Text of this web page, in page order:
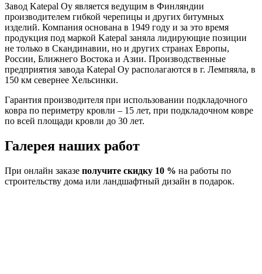
Завод Katepal Oy является ведущим в Финляндии
производителем гибкой черепицы и других битумных
изделий. Компания основана в 1949 году и за это время
продукция под маркой Katepal заняла лидирующие позиции
не только в Скандинавии, но и других странах Европы,
России, Ближнего Востока и Азии. Производственные
предприятия завода Katepal Oy располагаются в г. Лемпяяла, в
150 км севернее Хельсинки.
Гарантия производителя при использовании подкладочного
ковра по периметру кровли – 15 лет, при подкладочном ковре
по всей площади кровли до 30 лет.
Галерея наших работ
При онлайн заказе получите скидку 10 % на работы по
строительству дома или ландшафтный дизайн в подарок.